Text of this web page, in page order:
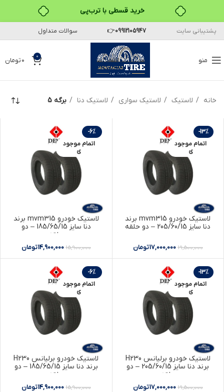
۴ قسط، بدون کارمزد
بدون ضامن، بدون سود
خرید قسطی با ترب‌پی
پشتیبانی سایت 09912105947
👉 سوالات متداول
منو 0
0تومان
خانه لاستیک لاستیک سواری لاستیک دنا برگه 5
-13%
اتمام موجود
ی
لاستیک خودرو mvm315 برند
دنا سایز 205/60/15 – دو حلقه
19,500,000
17,000,000تومان
-6%
اتمام موجود
ی
لاستیک خودرو mvm315 برند
دنا سایز 185/65/15 – دو
حلقه
15,900,000
14,900,000تومان
-13%
اتمام موجود
ی
لاستیک خودرو برلیانس H230
برند دنا سایز 205/60/15 – دو
حلقه
19,500,000
17,000,000تومان
-6%
اتمام موجود
ی
لاستیک خودرو برلیانس H230
برند دنا سایز 185/65/15 – دو
حلقه
15,900,000
14,900,000تومان